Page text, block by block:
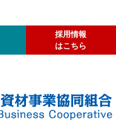
採用情報
はこちら